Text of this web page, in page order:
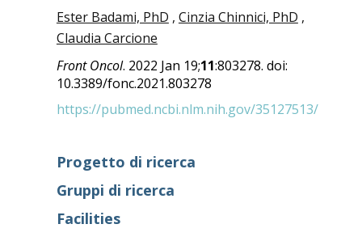
Ester Badami, PhD , Cinzia Chinnici, PhD ,
Claudia Carcione
Front Oncol. 2022 Jan 19;11:803278. doi:
10.3389/fonc.2021.803278
https://pubmed.ncbi.nlm.nih.gov/35127513/
Progetto di ricerca
Gruppi di ricerca
Facilities